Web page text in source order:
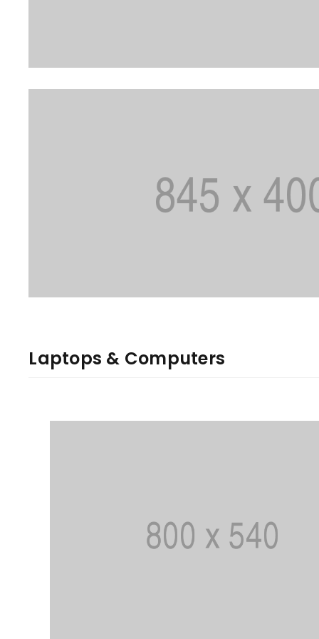
LOGI SISSE
LOGI SISSE
Laptops & Computers